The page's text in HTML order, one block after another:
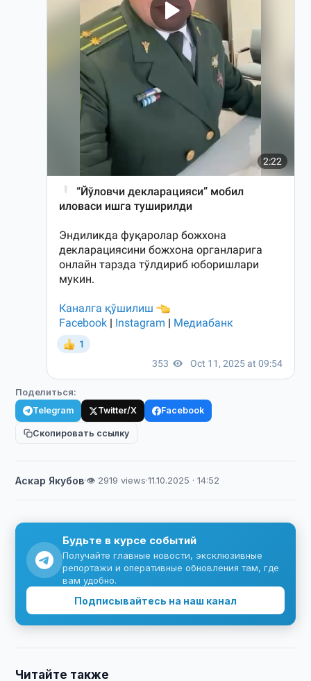
Поделиться:
Telegram Twitter/X Facebook
Скопировать ссылку
Аскар Якубов·👁 2919 views·11.10.2025 · 14:52
Будьте в курсе событий
Получайте главные новости, эксклюзивные
репортажи и оперативные обновления там, где
вам удобно.
Подписывайтесь на наш канал
Читайте также